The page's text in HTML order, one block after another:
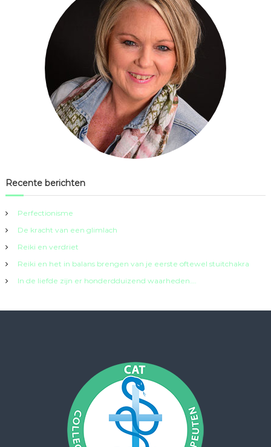
Recente berichten
Perfectionisme
De kracht van een glimlach
Reiki en verdriet
Reiki en het in balans brengen van je eerste oftewel stuitchakra
In de liefde zijn er honderdduizend waarheden….